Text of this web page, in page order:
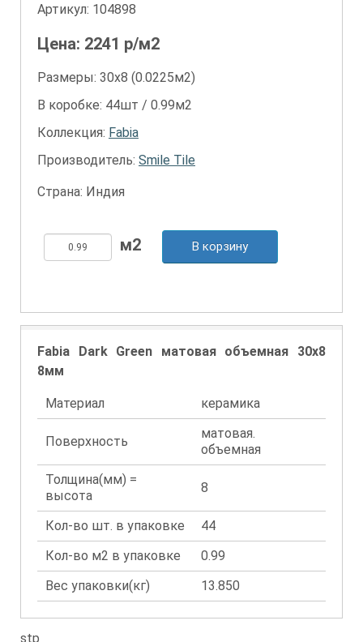
Артикул: 104898
Цена: 2241 р/м2
Размеры: 30х8 (0.0225м2)
В коробке: 44шт / 0.99м2
Коллекция: Fabia
Производитель: Smile Tile
Страна: Индия
В корзину
Fabia Dark Green матовая объемная 30x8
8мм
Материал керамика
Поверхность
матовая.
объемная
Толщина(мм) =
высота
8
Кол-во шт. в упаковке
44
Кол-во м2 в упаковке
0.99
Вес упаковки(кг)
13.850
stp